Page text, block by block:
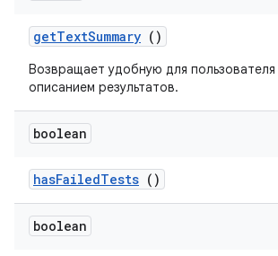
getTextSummary ()
Возвращает удобную для пользователя
описанием результатов.
boolean
hasFailedTests ()
boolean